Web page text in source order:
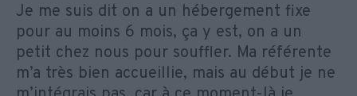
Je me suis dit on a un hébergement fixe
pour au moins 6 mois, ça y est, on a un
petit chez nous pour souffler. Ma référente
m’a très bien accueillie, mais au début je ne